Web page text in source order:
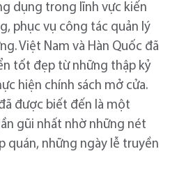
dụng trong lĩnh vực kiến
phục vụ công tác quản lý
Việt Nam và Hàn Quốc đã
tốt đẹp từ những thập kỷ
hiện chính sách mở cửa.
được biết đến là một
gũi nhất nhờ những nét
quán, những ngày lễ truyền